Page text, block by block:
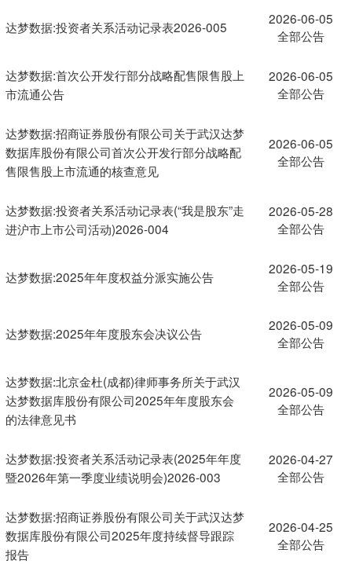
达梦数据:投资者关系活动记录表2026-005
2026-06-05
全部公告
达梦数据:首次公开发行部分战略配售限售股上
市流通公告
2026-06-05
全部公告
达梦数据:招商证券股份有限公司关于武汉达梦
数据库股份有限公司首次公开发行部分战略配
售限售股上市流通的核查意见
2026-06-05
全部公告
达梦数据:投资者关系活动记录表(“我是股东”走
进沪市上市公司活动)2026-004
2026-05-28
全部公告
达梦数据:2025年年度权益分派实施公告
2026-05-19
全部公告
达梦数据:2025年年度股东会决议公告
2026-05-09
全部公告
达梦数据:北京金杜(成都)律师事务所关于武汉
达梦数据库股份有限公司2025年年度股东会
的法律意见书
2026-05-09
全部公告
达梦数据:投资者关系活动记录表(2025年年度
暨2026年第一季度业绩说明会)2026-003
2026-04-27
全部公告
达梦数据:招商证券股份有限公司关于武汉达梦
数据库股份有限公司2025年度持续督导跟踪
报告
2026-04-25
全部公告